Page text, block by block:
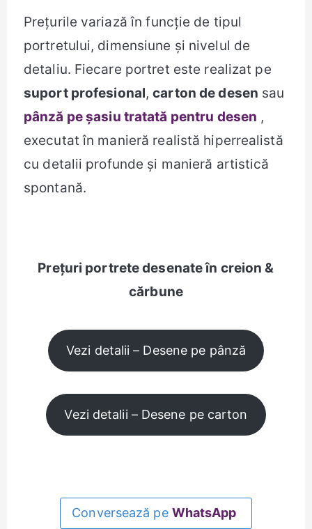
Prețurile variază în funcție de tipul
portretului, dimensiune și nivelul de
detaliu. Fiecare portret este realizat pe
suport profesional,carton de desen sau
pânză pe șasiu tratată pentru desen ,
executat în manieră realistă hiperrealistă
cu detalii profunde și manieră artistică
spontană.
Prețuri portrete desenate în creion &
cărbune
Vezi detalii – Desene pe pânză
Vezi detalii – Desene pe carton
Conversează pe WhatsApp